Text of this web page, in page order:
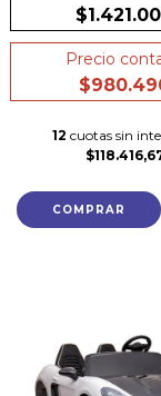
Precio
12 cuotas sin
COMPRAR